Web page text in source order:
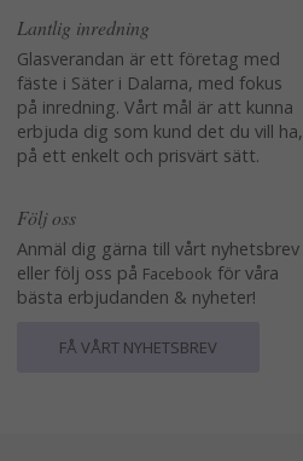
Lantlig inredning
Glasverandan är ett företag med
fäste i Säter i Dalarna, med fokus
på inredning. Vårt mål är att kunna
erbjuda dig som kund det du vill ha,
på ett enkelt och prisvärt sätt.
Följ oss
Anmäl dig gärna till vårt nyhetsbrev
eller följ oss på Facebook för våra
bästa erbjudanden & nyheter!
FÅ VÅRT NYHETSBREV